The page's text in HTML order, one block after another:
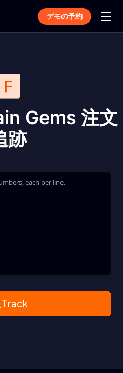
デモの予約
Gems 注文
跡
each per line.
Track